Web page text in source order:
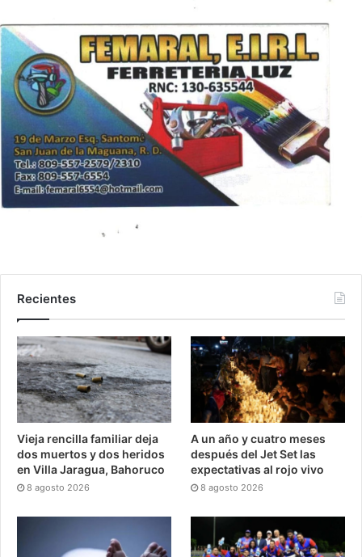
Recientes
Vieja rencilla familiar deja
dos muertos y dos heridos
en Villa Jaragua, Bahoruco
8 agosto 2026
A un año y cuatro meses
después del Jet Set las
expectativas al rojo vivo
8 agosto 2026